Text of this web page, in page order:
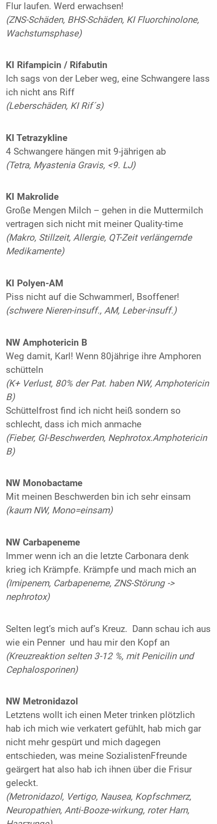
Flur laufen. Werd erwachsen!
(ZNS-Schäden, BHS-Schäden, KI Fluorchinolone,
Wachstumsphase)
KI Rifampicin / Rifabutin
Ich sags von der Leber weg, eine Schwangere lass
ich nicht ans Riff
(Leberschäden, KI Rif´s)
KI Tetrazykline
4 Schwangere hängen mit 9-jährigen ab
(Tetra, Myastenia Gravis, <9. LJ)
KI Makrolide
Große Mengen Milch – gehen in die Muttermilch
vertragen sich nicht mit meiner Quality-time
(Makro, Stillzeit, Allergie, QT-Zeit verlängernde
Medikamente)
KI Polyen-AM
Piss nicht auf die Schwammerl, Bsoffener!
(schwere Nieren-insuff., AM, Leber-insuff.)
NW Amphotericin B
Weg damit, Karl! Wenn 80jährige ihre Amphoren
schütteln
(K+ Verlust, 80% der Pat. haben NW, Amphotericin
B)
Schüttelfrost find ich nicht heiß sondern so
schlecht, dass ich mich anmache
(Fieber, GI-Beschwerden, Nephrotox.Amphotericin
B)
NW Monobactame
Mit meinen Beschwerden bin ich sehr einsam
(kaum NW, Mono=einsam)
NW Carbapeneme
Immer wenn ich an die letzte Carbonara denk
krieg ich Krämpfe. Krämpfe und mach mich an
(Imipenem, Carbapeneme, ZNS-Störung ->
nephrotox)
Selten legt’s mich auf’s Kreuz. Dann schau ich aus
wie ein Penner und hau mir den Kopf an
(Kreuzreaktion selten 3-12 %, mit Penicilin und
Cephalosporinen)
NW Metronidazol
Letztens wollt ich einen Meter trinken plötzlich
hab ich mich wie verkatert gefühlt, hab mich gar
nicht mehr gespürt und mich dagegen
entschieden, was meine SozialistenFfreunde
geärgert hat also hab ich ihnen über die Frisur
geleckt.
(Metronidazol, Vertigo, Nausea, Kopfschmerz,
Neuropathien, Anti-Booze-wirkung, roter Harn,